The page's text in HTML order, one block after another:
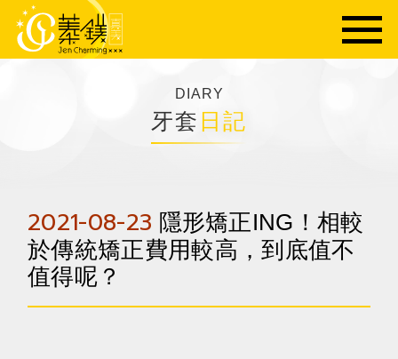
DIARY
牙套 日記
2021-08-23 隱形矯正ING！相較
於傳統矯正費用較高，到底值不
值得呢？